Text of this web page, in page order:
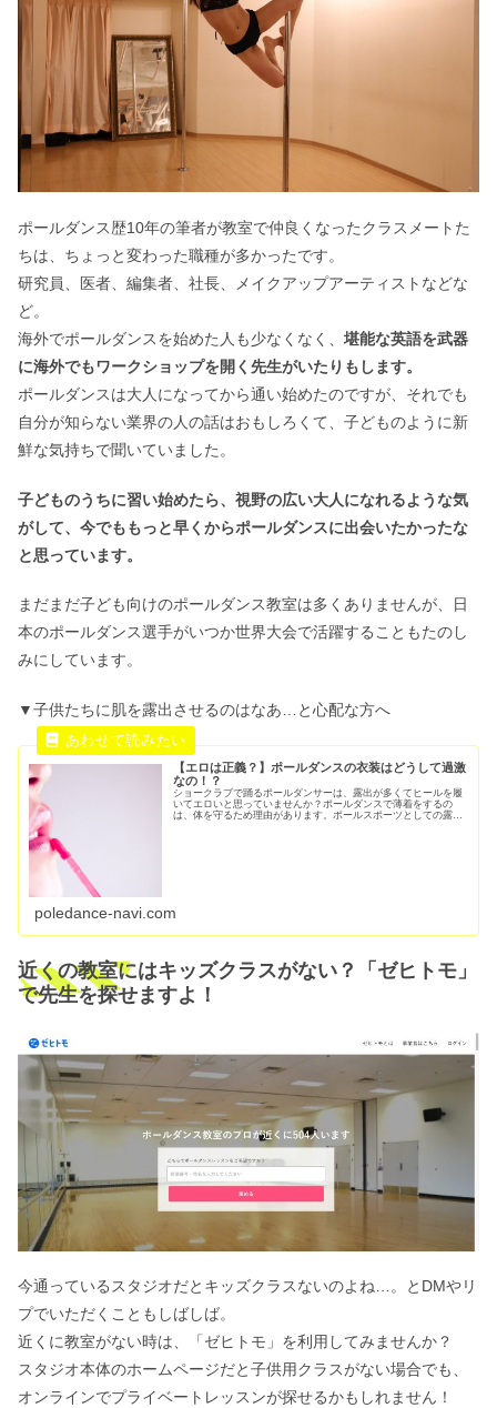
ポールダンス歴10年の筆者が教室で仲良くなったクラスメートた
ちは、ちょっと変わった職種が多かったです。
研究員、医者、編集者、社長、メイクアップアーティストなどな
ど。
海外でポールダンスを始めた人も少なくなく、 堪能な英語を武器
に海外でもワークショップを開く先生がいたりもします。
ポールダンスは大人になってから通い始めたのですが、それでも
自分が知らない業界の人の話はおもしろくて、子どものように新
鮮な気持ちで聞いていました。
子どものうちに習い始めたら、視野の広い大人になれるような気
がして、今でももっと早くからポールダンスに出会いたかったな
と思っています。
まだまだ子ども向けのポールダンス教室は多くありませんが、日
本のポールダンス選手がいつか世界大会で活躍することもたのし
みにしています。
▼子供たちに肌を露出させるのはなあ…と心配な方へ
【エロは正義？】ポールダンスの衣装はどうして過激
なの！？
ショークラブで踊るポールダンサーは、露出が多くてヒールを履
いてエロいと思っていませんか？ポールダンスで薄着をするの
は、体を守るため理由があります。ポールスポーツとしての露出
poledance-navi.com
近くの教室にはキッズクラスがない？「ゼヒトモ」
で先生を探せますよ！
今通っているスタジオだとキッズクラスないのよね…。とDMやリ
プでいただくこともしばしば。
近くに教室がない時は、「ゼヒトモ」を利用してみませんか？
スタジオ本体のホームページだと子供用クラスがない場合でも、
オンラインでプライベートレッスンが探せるかもしれません！